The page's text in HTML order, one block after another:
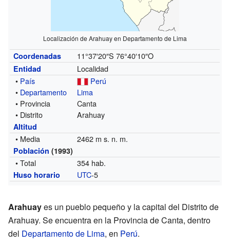
Localización de Arahuay en Departamento de Lima
Coordenadas 11°37′20″S 76°40′10″O
Entidad
Localidad
• País
Perú
• Departamento
Lima
• Provincia
Canta
• Distrito
Arahuay
Altitud
• Media 2462 m s. n. m.
Población (1993)
• Total 354 hab.
Huso horario UTC-5
Arahuayes un pueblo pequeño y la capital del Distrito de
Arahuay. Se encuentra en la Provincia de Canta, dentro
del Departamento de Lima, en Perú.